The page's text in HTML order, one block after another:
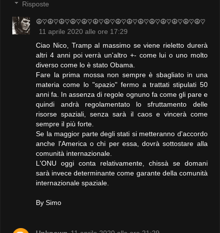
Risposte
☮♡☮♡☮♡☮♡☮♡☮♡☮♡☮♡☮♡☮♡☮♡☮♡☮♡☮♡☮♡
11 aprile 2020 alle ore 17:29
Ciao Nico, Tramp al massimo se viene rieletto durerà
altri 4 anni poi verrà un'altro +- come lui o uno molto
diverso come lo è stato Obama.
Fare la prima mossa non sempre è sbagliato in una
materia come lo "spazio" fermo a trattati stipulati 50
anni fa. In assenza di regole ognuno fa come gli pare e
quindi andrà regolamentato lo sfruttamento delle
risorse spaziali, senza sarà il caos e vincerà come
sempre il più forte.
Se la maggior parte degli stati si metteranno d'accordo
anche l'America o chi per essa, dovrà sottostare alla
comunità internazionale.
L'ONU oggi conta relativamente, chissà se domani
sarà invece determinante come garante della comunità
internazionale spaziale.
By Simo